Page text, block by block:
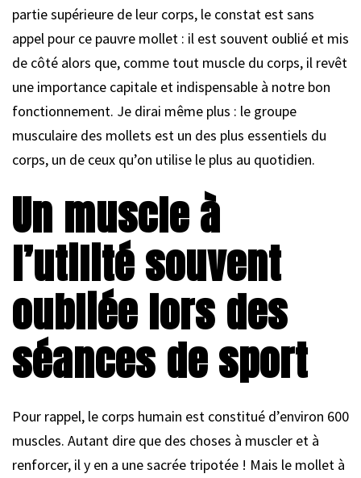
partie supérieure de leur corps, le constat est sans
appel pour ce pauvre mollet : il est souvent oublié et mis
de côté alors que, comme tout muscle du corps, il revêt
une importance capitale et indispensable à notre bon
fonctionnement. Je dirai même plus : le groupe
musculaire des mollets est un des plus essentiels du
corps, un de ceux qu’on utilise le plus au quotidien.
Un muscle à
l’utilité souvent
oubliée lors des
séances de sport
Pour rappel, le corps humain est constitué d’environ 600
muscles. Autant dire que des choses à muscler et à
renforcer, il y en a une sacrée tripotée ! Mais le mollet à